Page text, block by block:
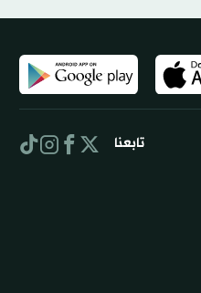
تابعنا